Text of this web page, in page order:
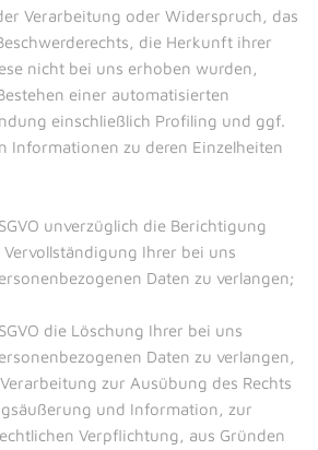
Verarbeitung oder Widerspruch, das
die Herkunft ihrer
nicht bei uns erhoben wurden,
einer automatisierten
einschließlich Profiling und ggf.
Informationen zu deren Einzelheiten
unverzüglich die Berichtigung
Ihrer bei uns
Daten zu verlangen;
die Löschung Ihrer bei uns
Daten zu verlangen,
zur Ausübung des Rechts
und Information, zur
Verpflichtung, aus Gründen